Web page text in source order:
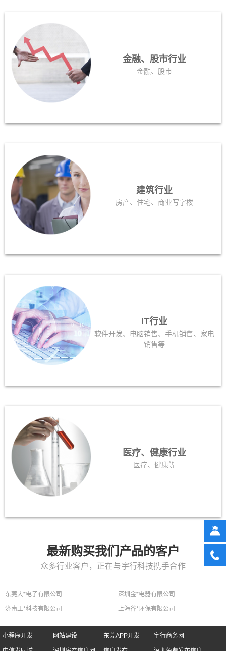
金融、股市行业
金融、股市
建筑行业
房产、住宅、商业写字楼
IT行业
软件开发、电脑销售、手机销售、家电
销售等
医疗、健康行业
医疗、健康等
最新购买我们产品的客户
众多行业客户，正在与宇行科技携手合作
东莞大*电子有限公司
深圳金*电器有限公司
济南王*科技有限公司
上海谷*环保有限公司
小程序开发 网站建设 东莞APP开发 宇行商务网